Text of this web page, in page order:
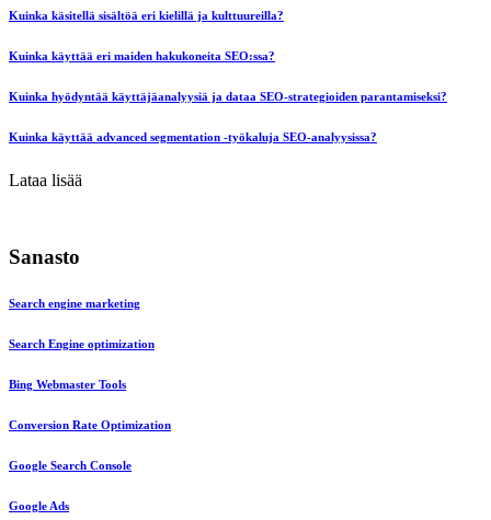
Kuinka käsitellä sisältöä eri kielillä ja kulttuureilla?
Kuinka käyttää eri maiden hakukoneita SEO:ssa?
Kuinka hyödyntää käyttäjäanalyysiä ja dataa SEO-strategioiden parantamiseksi?
Kuinka käyttää advanced segmentation -työkaluja SEO-analyysissa?
Lataa lisää
Sanasto
Search engine marketing
Search Engine optimization
Bing Webmaster Tools
Conversion Rate Optimization
Google Search Console
Google Ads